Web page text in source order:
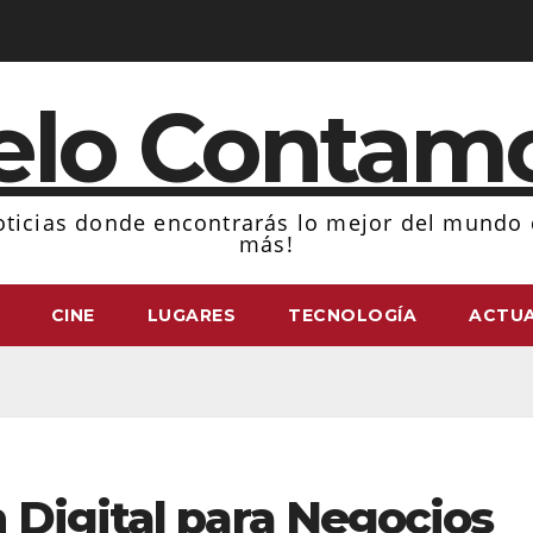
donde encontrarás lo mejor del
más!
CINE LUGARES TECNOLOGÍA
para Negocios